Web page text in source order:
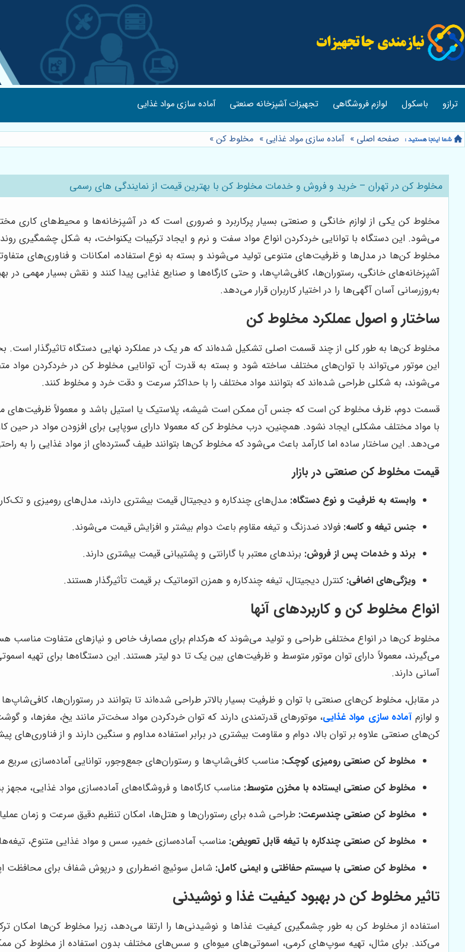
ترازو باسکول لوازم فروشگاهی تجهیزات آشپزخانه صنعتی آماده سازی مواد غذایی
صفحه اصلی » آماده سازی مواد غذایی » مخلوط کن»
مخلوط کن در تهران – خرید و فروش و خدمات مخلوط کن با بهترین قیمت از نمایندگی های رسمی
مخلوط کن یکی از لوازم خانگی و صنعتی بسیار پرکاربرد و ضروری است که در آشپزخانه‌ها و محیط‌های کاری
می‌شود. این دستگاه با توانایی خردکردن انواع مواد سفت و نرم و ایجاد ترکیبات یکنواخت، به شکل چشمگیری
مخلوط کن‌ها در مدل‌ها و ظرفیت‌های متنوعی تولید می‌شوند و بسته به نوع استفاده، امکانات و فناوری‌های
آشپزخانه‌های خانگی، رستوران‌ها، کافی‌شاپ‌ها، و حتی کارگاه‌ها و صنایع غذایی پیدا کنند و نقش بسیار مهمی در
به‌روزرسانی آسان آگهی‌ها را در اختیار کاربران قرار می‌دهد.
ساختار و اصول عملکرد مخلوط کن
مخلوط کن‌ها به طور کلی از چند قسمت اصلی تشکیل شده‌اند که هر یک در عملکرد نهایی دستگاه تاثیرگذار است.
این موتور می‌تواند با توان‌های مختلف ساخته شود و بسته به قدرت آن، توانایی مخلوط کن در خردکردن
می‌شوند، به شکلی طراحی شده‌اند که بتوانند مواد مختلف را با حداکثر سرعت و دقت خرد و مخلوط کنند.
قسمت دوم، ظرف مخلوط کن است که جنس آن ممکن است شیشه، پلاستیک یا استیل باشد و معمولاً ظرفیت‌های
با مواد مختلف مشکلی ایجاد نشود. همچنین، درب مخلوط کن که معمولا دارای سوپاپی برای افزودن مواد در حین
می‌دهد. این ساختار ساده اما کارآمد باعث می‌شود که مخلوط کن‌ها بتوانند طیف گسترده‌ای از مواد غذایی را به
قیمت مخلوط کن صنعتی در بازار
وابسته به ظرفیت و نوع دستگاه: مدل‌های چندکاره و دیجیتال قیمت بیشتری دارند، مدل‌های رومیزی و
جنس تیغه و کاسه: فولاد ضدزنگ و تیغه مقاوم باعث دوام بیشتر و افزایش قیمت می‌شوند.
برند و خدمات پس از فروش: برندهای معتبر با گارانتی و پشتیبانی قیمت بیشتری دارند.
ویژگی‌های اضافی: کنترل دیجیتال، تیغه چندکاره و همزن اتوماتیک بر قیمت تأثیرگذار هستند.
انواع مخلوط کن و کاربردهای آنها
مخلوط کن‌ها در انواع مختلفی طراحی و تولید می‌شوند که هرکدام برای مصارف خاص و نیازهای متفاوت مناسب
می‌گیرند، معمولاً دارای توان موتور متوسط و ظرفیت‌های بین یک تا دو لیتر هستند. این دستگاه‌ها برای تهیه
آسانی دارند.
در مقابل، مخلوط کن‌های صنعتی با توان و ظرفیت بسیار بالاتر طراحی شده‌اند تا بتوانند در رستوران‌ها،
و لوازمآماده سازی مواد غذایی، موتورهای قدرتمندی دارند که توان خردکردن مواد سخت‌تر مانند یخ، مغزها، و
کن‌های صنعتی علاوه بر توان بالا، دوام و مقاومت بیشتری در برابر استفاده مداوم و سنگین دارند و از فناوری‌های
مخلوط کن صنعتی رومیزی کوچک: مناسب کافی‌شاپ‌ها و رستوران‌های جمع‌وجور، توانایی آماده‌سازی
مخلوط کن صنعتی ایستاده با مخزن متوسط: مناسب کارگاه‌ها و فروشگاه‌های آماده‌سازی مواد غذایی،
مخلوط کن صنعتی چندسرعت: طراحی شده برای رستوران‌ها و هتل‌ها، امکان تنظیم دقیق سرعت و زمان
مخلوط کن صنعتی چندکاره با تیغه قابل تعویض: مناسب آماده‌سازی خمیر، سس و مواد غذایی متنوع،
مخلوط کن صنعتی با سیستم حفاظتی و ایمنی کامل: شامل سوئیچ اضطراری و درپوش شفاف برای محافظت
تاثیر مخلوط کن در بهبود کیفیت غذا و نوشیدنی
استفاده از مخلوط کن به طور چشمگیری کیفیت غذاها و نوشیدنی‌ها را ارتقا می‌دهد، زیرا مخلوط کن‌ها امکان
می‌کند. برای مثال، تهیه سوپ‌های کرمی، اسموتی‌های میوه‌ای و سس‌های مختلف بدون استفاده از مخلوط کن